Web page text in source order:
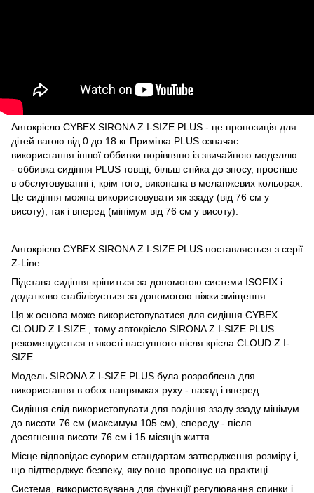
Автокрісло CYBEX SIRONA Z I-SIZE PLUS - це пропозиція для
дітей вагою від 0 до 18 кг Примітка PLUS означає
використання іншої оббивки порівняно із звичайною моделлю
- оббивка сидіння PLUS товщі, більш стійка до зносу, простіше
в обслуговуванні і, крім того, виконана в меланжевих кольорах.
Це сидіння можна використовувати як ззаду (від 76 см у
висоту), так і вперед (мінімум від 76 см у висоту).
Автокрісло CYBEX SIRONA Z I-SIZE PLUS поставляється з серії
Z-Line
Підстава сидіння кріпиться за допомогою системи ІSOFІX і
додатково стабілізується за допомогою ніжки зміщення
Ця ж основа може використовуватися для сидіння CYBEX
CLOUD Z I-SIZE , тому автокрісло SIRONA Z I-SIZE PLUS
рекомендується в якості наступного після крісла CLOUD Z I-
SIZE.
Модель SIRONA Z I-SIZE PLUS була розроблена для
використання в обох напрямках руху - назад і вперед
Сидіння слід використовувати для водіння ззаду ззаду мінімум
до висоти 76 см (максимум 105 см), спереду - після
досягнення висоти 76 см і 15 місяців життя
Місце відповідає суворим стандартам затвердження розміру i,
що підтверджує безпеку, яку воно пропонує на практиці.
Система, використовувана для функції регулювання спинки і